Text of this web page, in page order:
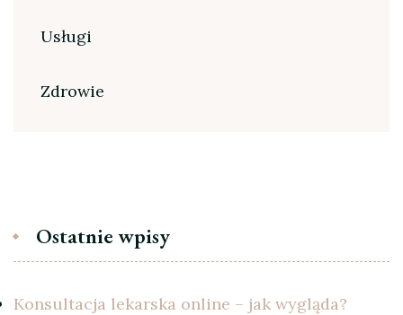
Usługi
Zdrowie
Ostatnie wpisy
Konsultacja lekarska online – jak wygląda?